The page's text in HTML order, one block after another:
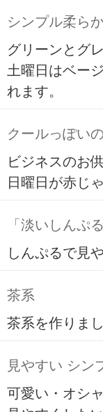
シンプル柔ら
グリーンとグ
土曜日はベー
れます。
クールっぽいの
ビジネスのお
日曜日が赤じ
「淡いしんぷる
しんぷるで見
茶系
茶系を作りま
見やすい シン
可愛い・オシ